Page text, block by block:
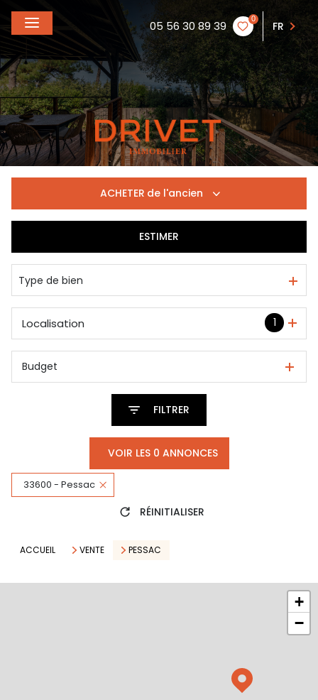
05 56 30 89 39 0
FR
ACHETER de l'ancien
Du neuf
De l'immo pro
ESTIMER
Type de bien
1
Localisation
Budget
FILTRER
VOIR LES 0 ANNONCES
33600 - Pessac
RÉINITIALISER
ACCUEIL VENTE PESSAC
+
−